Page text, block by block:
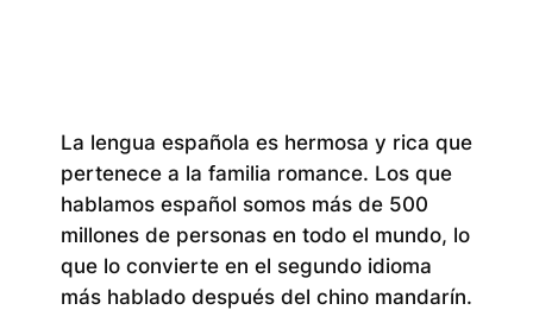
La lengua española es hermosa y rica que
pertenece a la familia romance. Los que
hablamos español somos más de 500
millones de personas en todo el mundo, lo
que lo convierte en el segundo idioma
más hablado después del chino mandarín.